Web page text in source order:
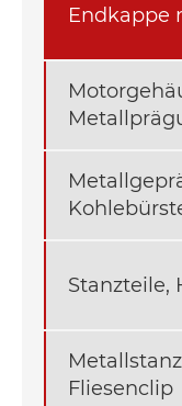
Endkappe
Stanzteile,
Fliesenclip